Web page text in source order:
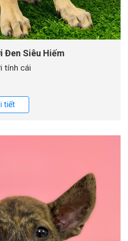
Đen Siêu Hiếm
tính cái
tiết